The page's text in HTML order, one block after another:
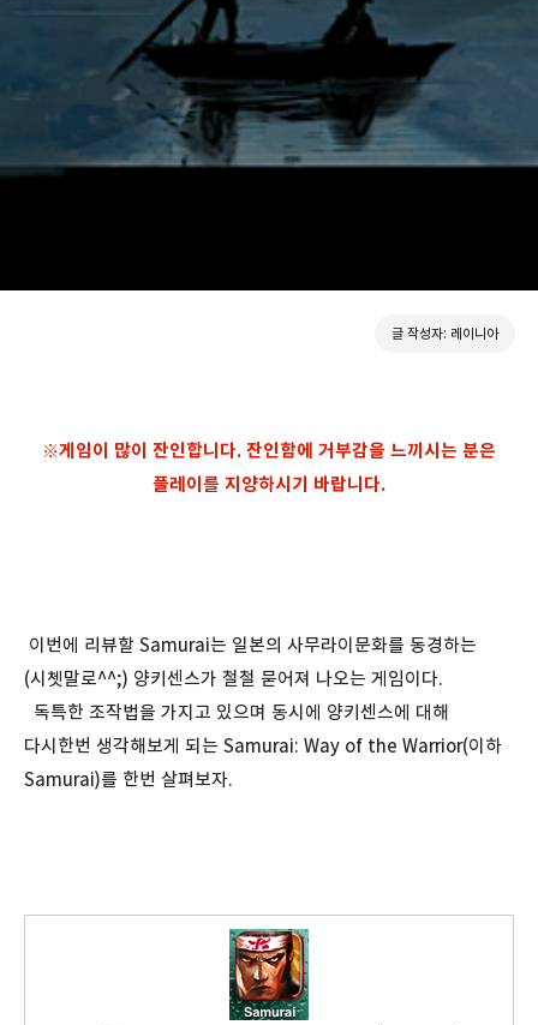
글 작성자: 레이니아
※게임이 많이 잔인합니다. 잔인함에 거부감을 느끼시는 분은
플레이를 지양하시기 바랍니다.
이번에 리뷰할 Samurai는 일본의 사무라이문화를 동경하는
(시쳇말로^^;) 양키센스가 철철 묻어져 나오는 게임이다.
독특한 조작법을 가지고 있으며 동시에 양키센스에 대해
다시한번 생각해보게 되는 Samurai: Way of the Warrior(이하
Samurai)를 한번 살펴보자.